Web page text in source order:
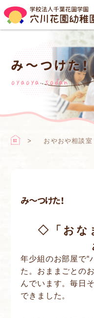
み～つけた！
oyaoya sodan
おやおや相談室
み～つけた！
◇「おな
年少組のお部屋で“
た。おままごとの
んでいます。毎日
できました。